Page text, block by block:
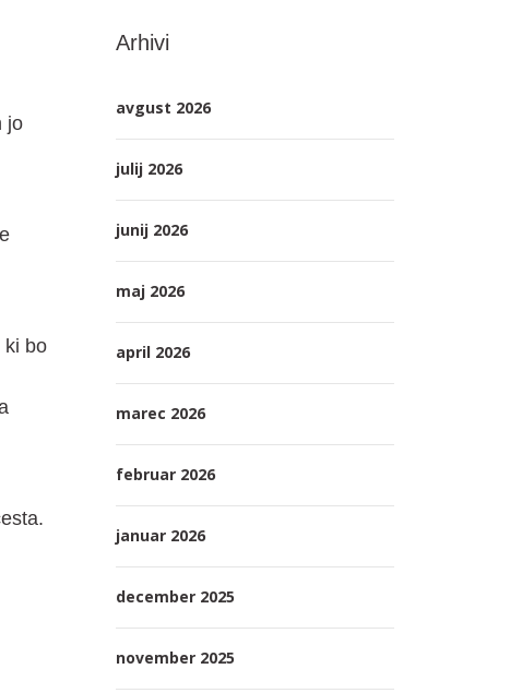
jo
ki bo
Arhivi
avgust 2026
julij 2026
junij 2026
maj 2026
april 2026
marec 2026
februar 2026
januar 2026
december 2025
november 2025